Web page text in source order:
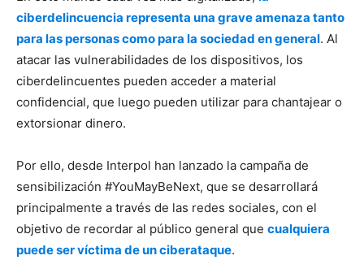
ciberdelincuencia representa una grave amenaza tanto
para las personas como para la sociedad en general. Al
atacar las vulnerabilidades de los dispositivos, los
ciberdelincuentes pueden acceder a material
confidencial, que luego pueden utilizar para chantajear o
extorsionar dinero.
Por ello, desde Interpol han lanzado la campaña de
sensibilización #YouMayBeNext, que se desarrollará
principalmente a través de las redes sociales, con el
objetivo de recordar al público general que cualquiera
puede ser víctima de un ciberataque.